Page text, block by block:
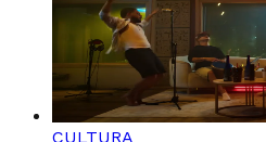
CULTURA